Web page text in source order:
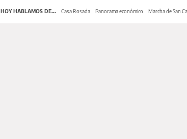
HOY HABLAMOS DE... Casa Rosada Panorama económico Marcha de San